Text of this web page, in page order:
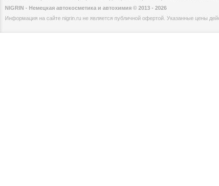
NIGRIN - Немецкая автокосметика и автохимия © 2013 - 2026
Информация на сайте nigrin.ru не является публичной офертой. Указанные цены